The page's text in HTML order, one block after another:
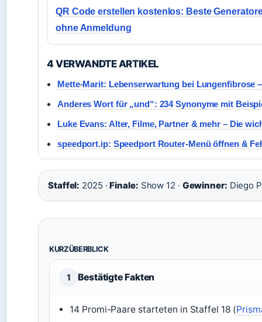
QR Code erstellen kostenlos: Beste
ohne Anmeldung
4 VERWANDTE ARTIKEL
Mette-Marit: Lebenserwartung bei Lungenfibrose
Anderes Wort für „und“: 234 Synonyme mit
Luke Evans: Alter, Filme, Partner & mehr – Die
speedport.ip: Speedport Router-Menü öffnen &
Staffel: 2025 ·Finale: Show 12 · Gewinner: Diego
KURZÜBERBLICK
1 Bestätigte Fakten
14 Promi-Paare starteten in Staffel 18 (